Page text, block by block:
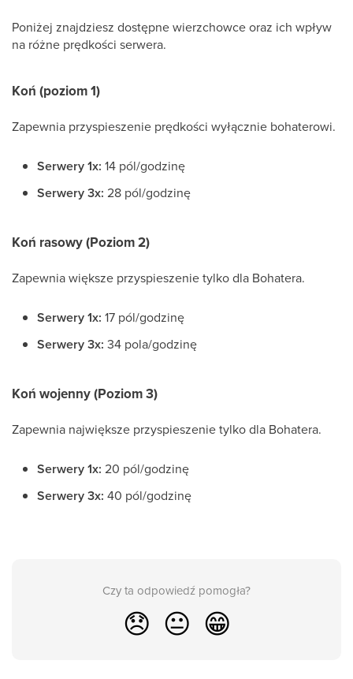
Poniżej znajdziesz dostępne wierzchowce oraz ich wpływ
na różne prędkości serwera.
Koń (poziom 1)
Zapewnia przyspieszenie prędkości wyłącznie bohaterowi.
Serwery 1x: 14 pól/godzinę
Serwery 3x: 28 pól/godzinę
Koń rasowy (Poziom 2)
Zapewnia większe przyspieszenie tylko dla Bohatera.
Serwery 1x: 17 pól/godzinę
Serwery 3x: 34 pola/godzinę
Koń wojenny (Poziom 3)
Zapewnia największe przyspieszenie tylko dla Bohatera.
Serwery 1x: 20 pól/godzinę
Serwery 3x: 40 pól/godzinę
Czy ta odpowiedź pomogła?
😞 😐 😁